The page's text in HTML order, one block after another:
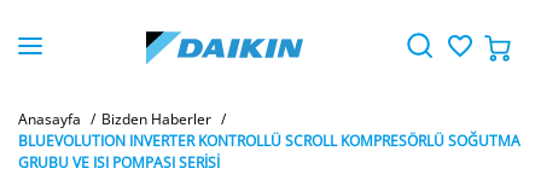
Anasayfa
Bizden Haberler
BLUEVOLUTION INVERTER KONTROLLÜ SCROLL KOMPRESÖRLÜ SOĞUTMA
GRUBU VE ISI POMPASI SERİSİ